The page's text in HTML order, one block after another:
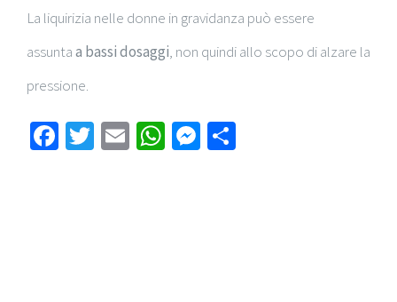
La liquirizia nelle donne in gravidanza può essere
assuntaa bassi dosaggi, non quindi allo scopo di alzare la
pressione.
Facebook
Twitter
EmailWhatsApp
Messenger